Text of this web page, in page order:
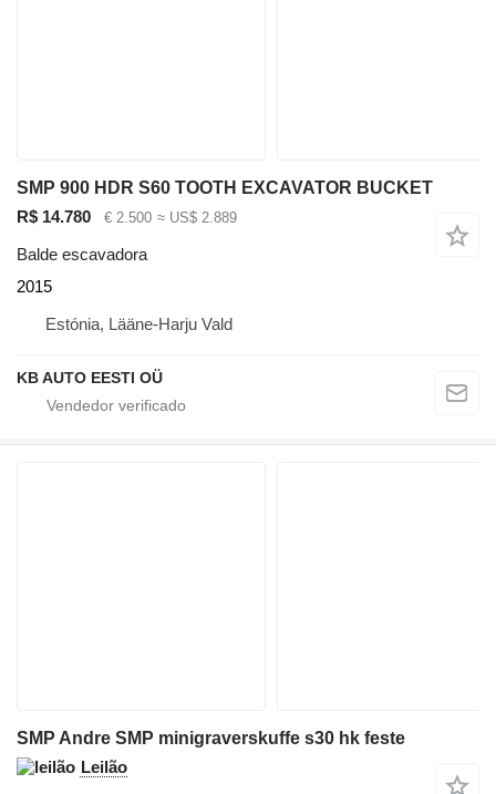
SMP 900 HDR S60 TOOTH EXCAVATOR BUCKET
R$ 14.780
€ 2.500 ≈ US$ 2.889
Balde escavadora
2015
Estónia, Lääne-Harju Vald
KB AUTO EESTI OÜ
SMP Andre SMP minigraverskuffe s30 hk feste
Leilão